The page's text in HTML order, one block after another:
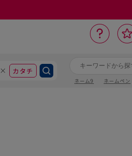
カタチ
ネーム9 ネームペン
サ
ポ
ト
ー お
気
に
入
り